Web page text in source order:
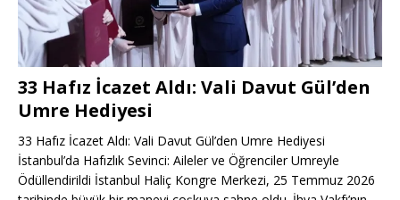
33 Hafız İcazet Aldı: Vali Davut Gül’den
Umre Hediyesi
33 Hafız İcazet Aldı: Vali Davut Gül’den Umre Hediyesi
İstanbul’da Hafızlık Sevinci: Aileler ve Öğrenciler Umreyle
Ödüllendirildi İstanbul Haliç Kongre Merkezi, 25 Temmuz 2026